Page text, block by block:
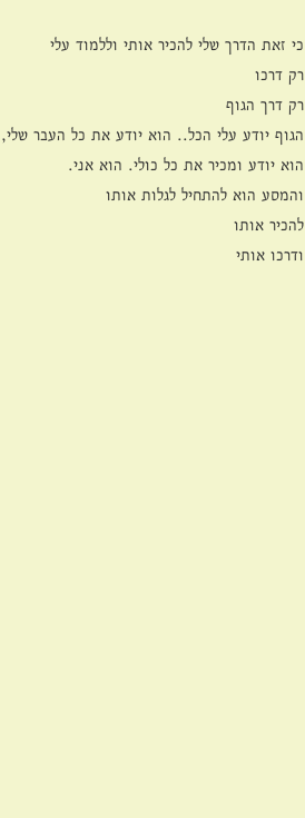
כי זאת הדרך שלי להכיר אותי וללמוד עלי
רק דרכו
רק דרך הגוף
הגוף יודע עלי הכל.. הוא יודע את כל העבר
הוא יודע ומכיר את כל כולי. הוא אני.
והמסע הוא להתחיל לגלות אותו
להכיר אותו
ודרכו אותי